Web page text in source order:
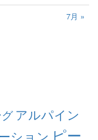
7月 »
アルパイン
ション ピー